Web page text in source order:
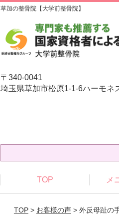
草加の整骨院【大学前整骨院】
〒340-0041
埼玉県草加市松原1-1-6ハーモネ
TOP メ
TOP> お客様の声> 外反母趾の